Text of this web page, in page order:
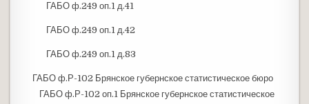
ГАБО ф.249 оп.1 д.41
ГАБО ф.249 оп.1 д.42
ГАБО ф.249 оп.1 д.83
ГАБО ф.Р-102 Брянское губернское статистическое бюро
ГАБО ф.Р-102 оп.1 Брянское губернское статистическое